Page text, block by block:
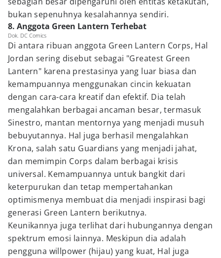
bukan sepenuhnya kesalahannya sendiri.
8. Anggota Green Lantern Terhebat
Dok. DC Comics
Di antara ribuan anggota Green Lantern Corps, Hal
Jordan sering disebut sebagai "Greatest Green
Lantern" karena prestasinya yang luar biasa dan
kemampuannya menggunakan cincin kekuatan
dengan cara-cara kreatif dan efektif. Dia telah
mengalahkan berbagai ancaman besar, termasuk
Sinestro, mantan mentornya yang menjadi musuh
bebuyutannya. Hal juga berhasil mengalahkan
Krona, salah satu Guardians yang menjadi jahat,
dan memimpin Corps dalam berbagai krisis
universal. Kemampuannya untuk bangkit dari
keterpurukan dan tetap mempertahankan
optimismenya membuat dia menjadi inspirasi bagi
generasi Green Lantern berikutnya.
Keunikannya juga terlihat dari hubungannya dengan
spektrum emosi lainnya. Meskipun dia adalah
pengguna willpower (hijau) yang kuat, Hal juga